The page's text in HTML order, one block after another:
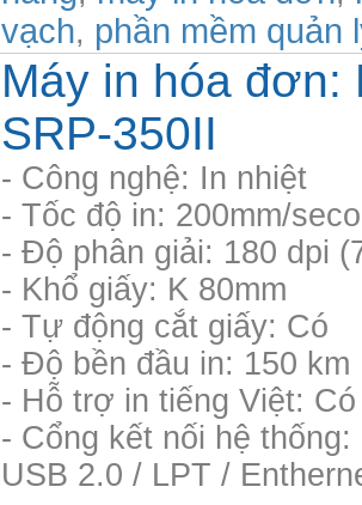
vạch, phần mềm quản
Máy in hóa đơn:
SRP-350II
- Công nghệ: In nhiệt
- Tốc độ in: 200mm/
- Độ phân giải: 180 dpi
- Khổ giấy: K 80mm
- Tự động cắt giấy: Có
- Độ bền đầu in: 150 km
- Hỗ trợ in tiếng Việt: Có
- Cổng kết nối hệ
USB 2.0 / LPT /